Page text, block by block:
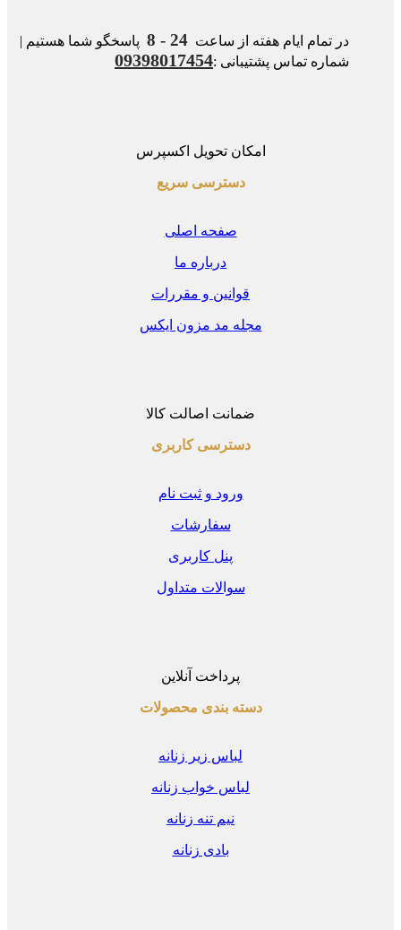
در تمام ایام هفته از ساعت24 - 8
پاسخگو شما هستیم |
شماره تماس پشتیبانی :09398017454
امکان تحویل اکسپرس
دسترسی سریع
صفحه اصلی
درباره ما
قوانین و مقررات
مجله مد مزون ایکس
ضمانت اصالت کالا
دسترسی کاربری
ورود و ثبت نام
سفارشات
پنل کاربری
سوالات متداول
پرداخت آنلاین
دسته بندی محصولات
لباس زیر زنانه
لباس خواب زنانه
نیم تنه زنانه
بادی زنانه